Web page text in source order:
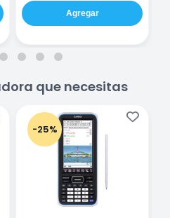
Agregar
que necesitas
-25%